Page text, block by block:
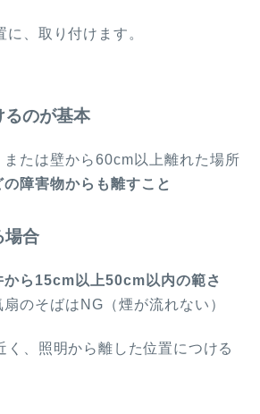
、取り付けます。
るのが基本
または壁から60cm以上離れた場所
障害物からも離すこと
場合
から15cm以上50cm以内の範さ
のそばはNG（煙が流れない）
く、照明から離した位置につける